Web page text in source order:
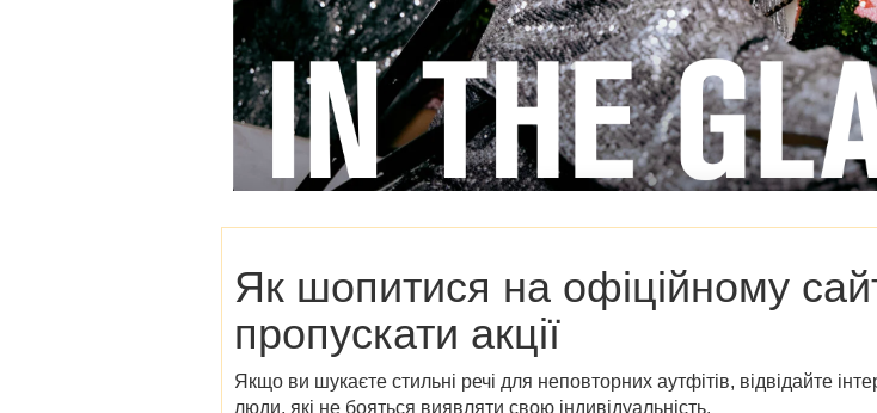
Як шопитися на офіційному
пропускати акції
Якщо ви шукаєте стильні речі для неповторних аутфітів, відвідайте
люди, які не бояться виявляти свою індивідуальність.